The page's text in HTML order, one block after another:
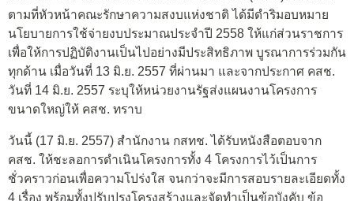
ตามที่หัวหน้าคณะรักษาความสงบแห่งชาติ ได้มีดำริมอบหมาย
นโยบายการใช้จ่ายงบประมาณประจำปี 2558 ให้แก่ส่วนราชการ
เพื่อให้การปฏิบัติงานเป็นไปอย่างมีประสิทธิภาพ บูรณาการร่วมกัน
ทุกด้าน เมื่อวันที่ 13 มิ.ย. 2557 ที่ผ่านมา และจากประกาศ คสช.
วันที่ 14 มิ.ย. 2557 ระบุให้หน่วยงานรัฐส่งแผนงานโครงการ
ขนาดใหญ่ให้ คสช. ทราบ
วันนี้ (17 มิ.ย. 2557) สำนักงาน กสทช. ได้รับหนังสือตอบจาก
คสช. ให้ชะลอการดำเนินโครงการทั้ง 4 โครงการไว้เป็นการ
ชั่วคราวก่อนเพื่อความโปร่งใส จนกว่าจะมีการสอบรายละเอียดทั้ง
4 เรื่อง พร้อมทั้งปรับปรุงโครงสร้างและจัดทำเป็นข้อบังคับ ข้อ